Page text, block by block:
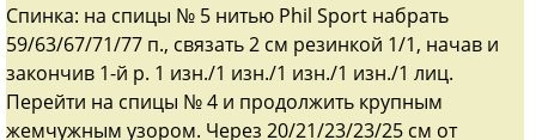
Спинка: на спицы № 5 нитью Phil Sport набрать
59/63/67/71/77 п., связать 2 см резинкой 1/1, начав и
закончив 1-й р. 1 изн./1 изн./1 изн./1 изн./1 лиц.
Перейти на спицы № 4 и продолжить крупным
жемчужным узором. Через 20/21/23/23/25 см от